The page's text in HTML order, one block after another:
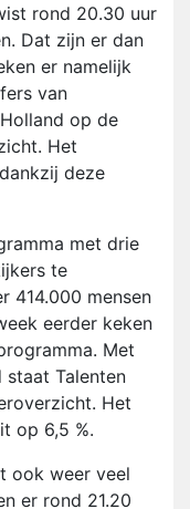
rond 20.30 uur
Dat zijn er dan
er namelijk
van
op de
Het
deze
met drie
te
414.000 mensen
eerder keken
Met
Talenten
Het
op 6,5 %.
ook weer veel
er rond 21.20